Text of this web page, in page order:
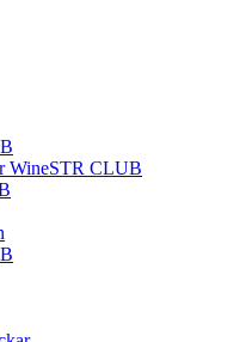
WineSTR CLUB